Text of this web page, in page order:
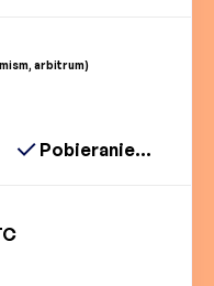
arbitrum)
Pobieranie...